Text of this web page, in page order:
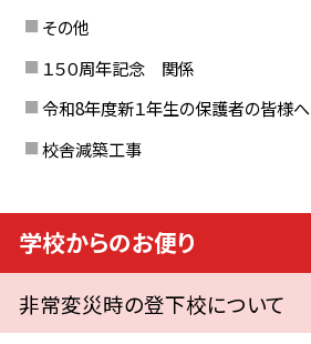
その他
１５０周年記念 関係
令和8年度新１年生の保護者の皆様へ
校舎減築工事
学校からのお便り
非常変災時の登下校について